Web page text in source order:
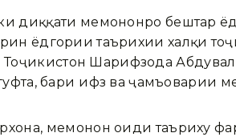
диққати меҳмононро бештар
ёдгории таърихии халқи
Шарифзода
гуфта, баҳри ҳифз ва
меҳмонон оиди таъриху